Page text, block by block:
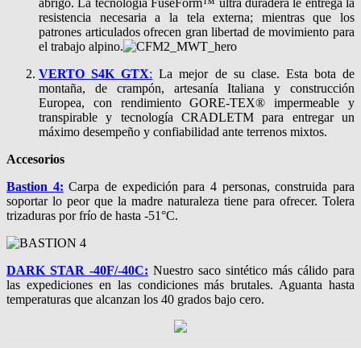
resistencia necesaria a la tela externa; mientras que los
patrones articulados ofrecen gran libertad de movimiento para
el trabajo alpino.
VERTO S4K GTX: La mejor de su clase. Esta bota de
montaña, de crampón, artesanía Italiana y construcción
Europea, con rendimiento GORE-TEX® impermeable y
transpirable y tecnología CRADLETM para entregar un
máximo desempeño y confiabilidad ante terrenos mixtos.
Accesorios
Bastion 4: Carpa de expedición para 4 personas, construida para
soportar lo peor que la madre naturaleza tiene para ofrecer. Tolera
trizaduras por frío de hasta -51°C.
DARK STAR -40F/-40C: Nuestro saco sintético más cálido para
las expediciones en las condiciones más brutales. Aguanta hasta
temperaturas que alcanzan los 40 grados bajo cero.